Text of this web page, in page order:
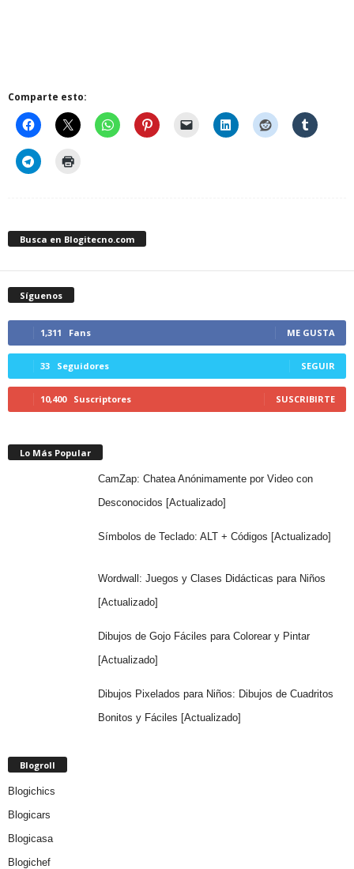
Comparte esto:
Busca en Blogitecno.com
Síguenos
1,311 Fans ME GUSTA
33 Seguidores SEGUIR
10,400 Suscriptores SUSCRIBIRTE
Lo Más Popular
CamZap: Chatea Anónimamente por Video con
Desconocidos [Actualizado]
Símbolos de Teclado: ALT + Códigos [Actualizado]
Wordwall: Juegos y Clases Didácticas para Niños
[Actualizado]
Dibujos de Gojo Fáciles para Colorear y Pintar
[Actualizado]
Dibujos Pixelados para Niños: Dibujos de Cuadritos
Bonitos y Fáciles [Actualizado]
Blogroll
Blogichics
Blogicars
Blogicasa
Blogichef